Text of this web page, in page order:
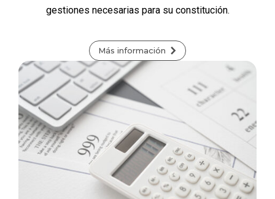
gestiones necesarias para su constitución.
Más información